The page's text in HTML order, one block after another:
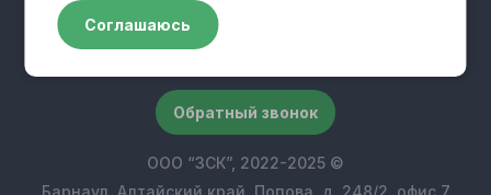
Обратный звонок
ООО “ЗСК”, 2022-2025 ©
Барнаул, Алтайский край, Попова, д. 248/2, офис 7
Соглашаюсь